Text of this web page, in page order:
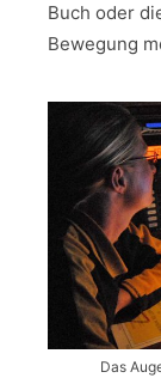
Buch oder
Bewegung
Das